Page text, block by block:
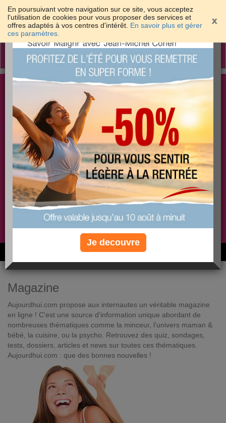
En poursuivant votre navigation sur ce site, vous acceptez
l'utilisation de cookies pour vous proposer des services et
offres adaptés à vos centres d'intérêt. En savoir plus et gérer
ces paramètres.
Toggle
Les meilleures solutions pour maigrir et être bien
dans sa peau
PLUS
EFFICACE
PLUS
SANTÉ
PLUS
COACHING
Non, je préfère le régime gratuit
6M de personnes ont maigri et réappris à manger avec nous
Magazine
Aujourdhui.com propose aux internautes un véritable magazine
en ligne ! C'est une source d'information unique abordant de
nombreuses thématiques comme la minceur, l'univers maman &
bébé, la cuisine, ou la psycho. Retrouvez des quiz, sondages,
tests, dossiers, articles et news sur toutes ces thématiques.
Aujourdhui.com : que des bonnes nouvelles !
×
Je decouvre